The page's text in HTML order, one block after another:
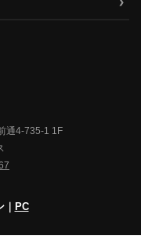
通4-735-1 1F
PC